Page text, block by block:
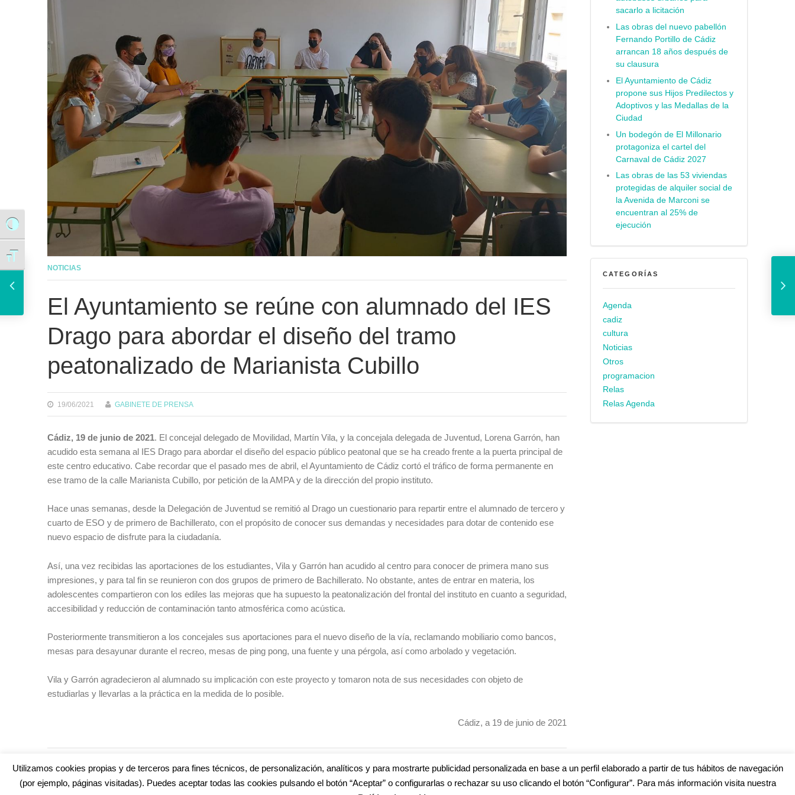
Alternar alto contraste
Alternar tamaño de letra
NOTICIAS
El Ayuntamiento se reúne con alumnado del IES
Drago para abordar el diseño del tramo
peatonalizado de Marianista Cubillo
19/06/2021 GABINETE DE PRENSA
Cádiz, 19 de junio de 2021. El concejal delegado de Movilidad, Martín Vila, y la concejala delegada de Juventud, Lorena Garrón, han
acudido esta semana al IES Drago para abordar el diseño del espacio público peatonal que se ha creado frente a la puerta principal de
este centro educativo. Cabe recordar que el pasado mes de abril, el Ayuntamiento de Cádiz cortó el tráfico de forma permanente en
ese tramo de la calle Marianista Cubillo, por petición de la AMPA y de la dirección del propio instituto.
Hace unas semanas, desde la Delegación de Juventud se remitió al Drago un cuestionario para repartir entre el alumnado de tercero y
cuarto de ESO y de primero de Bachillerato, con el propósito de conocer sus demandas y necesidades para dotar de contenido ese
nuevo espacio de disfrute para la ciudadanía.
Así, una vez recibidas las aportaciones de los estudiantes, Vila y Garrón han acudido al centro para conocer de primera mano sus
impresiones, y para tal fin se reunieron con dos grupos de primero de Bachillerato. No obstante, antes de entrar en materia, los
adolescentes compartieron con los ediles las mejoras que ha supuesto la peatonalización del frontal del instituto en cuanto a seguridad,
accesibilidad y reducción de contaminación tanto atmosférica como acústica.
Posteriormente transmitieron a los concejales sus aportaciones para el nuevo diseño de la vía, reclamando mobiliario como bancos,
mesas para desayunar durante el recreo, mesas de ping pong, una fuente y una pérgola, así como arbolado y vegetación.
Vila y Garrón agradecieron al alumnado su implicación con este proyecto y tomaron nota de sus necesidades con objeto de
estudiarlas y llevarlas a la práctica en la medida de lo posible.
Cádiz, a 19 de junio de 2021
sacarlo a licitación
Las obras del nuevo pabellón
Fernando Portillo de Cádiz
arrancan 18 años después de
su clausura
El Ayuntamiento de Cádiz
propone sus Hijos Predilectos y
Adoptivos y las Medallas de la
Ciudad
Un bodegón de El Millonario
protagoniza el cartel del
Carnaval de Cádiz 2027
Las obras de las 53 viviendas
protegidas de alquiler social de
la Avenida de Marconi se
encuentran al 25% de
ejecución
CATEGORÍAS
Agenda
cadiz
cultura
Noticias
Otros
programacion
Relas
Relas Agenda
El alcalde agradece la adhesión de la RTVA a la candidatura de Cádiz como sede del X Congreso Internacional de la Lengua
Utilizamos cookies propias y de terceros para fines técnicos, de personalización, analíticos y para mostrarte publicidad personalizada en base a un perfil elaborado a partir de tus hábitos de navegación
(por ejemplo, páginas visitadas). Puedes aceptar todas las cookies pulsando el botón “Aceptar” o configurarlas o rechazar su uso clicando el botón “Configurar”. Para más información visita nuestra